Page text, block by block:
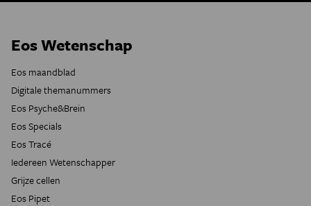
Eos Wetenschap
Eos maandblad
Digitale themanummers
Eos Psyche&Brein
Eos Specials
Eos Tracé
Iedereen Wetenschapper
Grijze cellen
Eos Pipet